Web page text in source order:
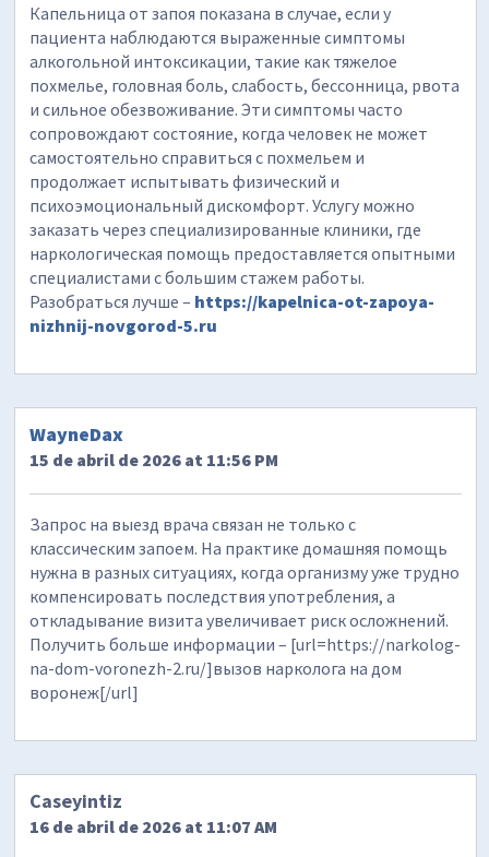
Капельница от запоя показана в случае, если у
пациента наблюдаются выраженные симптомы
алкогольной интоксикации, такие как тяжелое
похмелье, головная боль, слабость, бессонница, рвота
и сильное обезвоживание. Эти симптомы часто
сопровождают состояние, когда человек не может
самостоятельно справиться с похмельем и
продолжает испытывать физический и
психоэмоциональный дискомфорт. Услугу можно
заказать через специализированные клиники, где
наркологическая помощь предоставляется опытными
специалистами с большим стажем работы.
Разобраться лучше – https://kapelnica-ot-zapoya-
nizhnij-novgorod-5.ru
WayneDax
15 de abril de 2026 at 11:56 PM
Запрос на выезд врача связан не только с
классическим запоем. На практике домашняя помощь
нужна в разных ситуациях, когда организму уже трудно
компенсировать последствия употребления, а
откладывание визита увеличивает риск осложнений.
Получить больше информации – [url=https://narkolog-
na-dom-voronezh-2.ru/]вызов нарколога на дом
воронеж[/url]
Caseyintiz
16 de abril de 2026 at 11:07 AM